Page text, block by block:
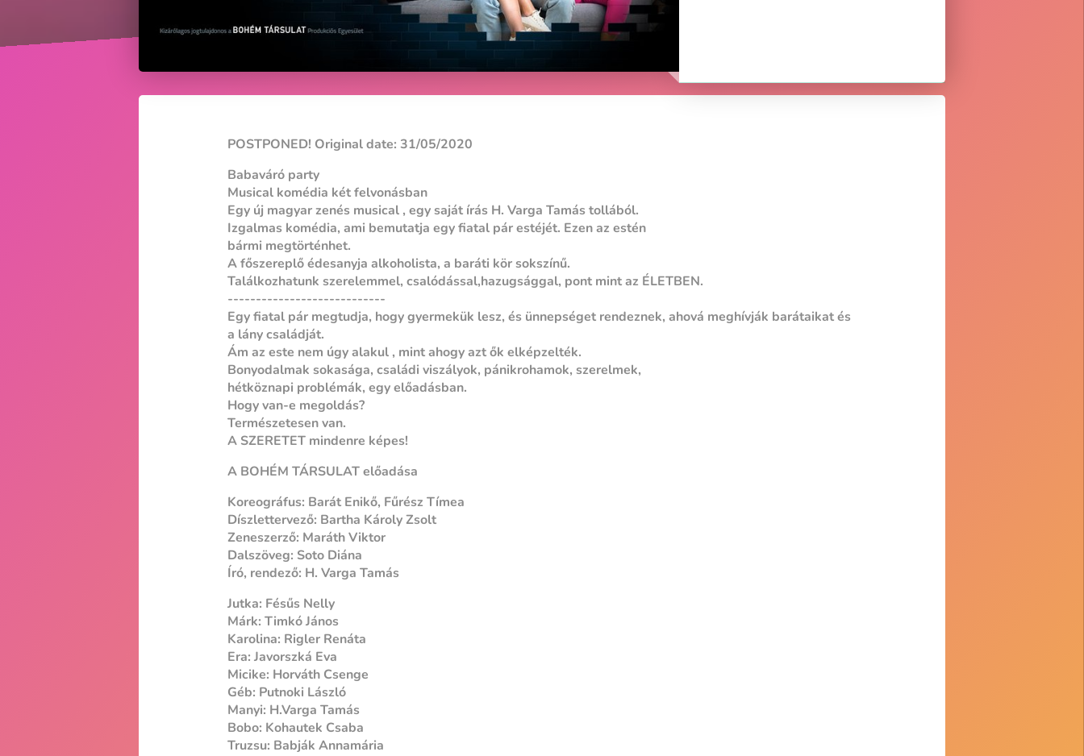
POSTPONED! Original date: 31/05/2020
Babaváró party
Musical komédia két felvonásban
Egy új magyar zenés musical , egy saját írás H. Varga Tamás tollából.
Izgalmas komédia, ami bemutatja egy fiatal pár estéjét. Ezen az estén
bármi megtörténhet.
A főszereplő édesanyja alkoholista, a baráti kör sokszínű.
Találkozhatunk szerelemmel, csalódással,hazugsággal, pont mint az ÉLETBEN.
----------------------------
Egy fiatal pár megtudja, hogy gyermekük lesz, és ünnepséget rendeznek, ahová meghívják barátaikat és
a lány családját.
Ám az este nem úgy alakul , mint ahogy azt ők elképzelték.
Bonyodalmak sokasága, családi viszályok, pánikrohamok, szerelmek,
hétköznapi problémák, egy előadásban.
Hogy van-e megoldás?
Természetesen van.
A SZERETET mindenre képes!
A BOHÉM TÁRSULAT előadása
Koreográfus: Barát Enikő, Fűrész Tímea
Díszlettervező: Bartha Károly Zsolt
Zeneszerző: Maráth Viktor
Dalszöveg: Soto Diána
Író, rendező: H. Varga Tamás
Jutka: Fésűs Nelly
Márk: Timkó János
Karolina: Rigler Renáta
Era: Javorszká Eva
Micike: Horváth Csenge
Géb: Putnoki László
Manyi: H.Varga Tamás
Bobo: Kohautek Csaba
Truzsu: Babják Annamária